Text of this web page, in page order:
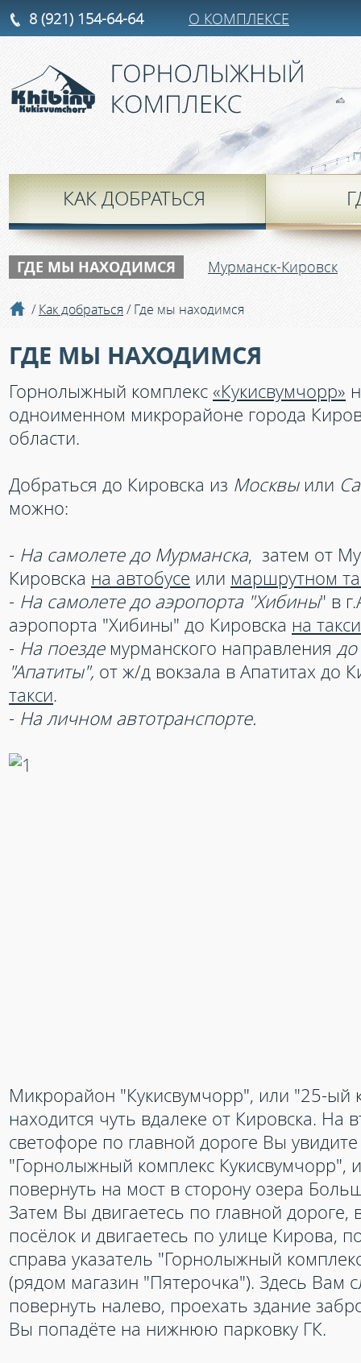
8 (921) 154-64-64 О КОМПЛЕКСЕ
КАК ДОБРАТЬСЯ
ГДЕ МЫ НАХОДИМСЯ Мурманск-Кировск
/ Как добраться / Где мы находимся
ГДЕ МЫ НАХОДИМСЯ
Горнолыжный комплекс «Кукисвумчорр»
одноименном микрорайоне города
области.
Добраться до Кировска из Москвыили
можно:
- На самолете до Мурманска, затем от
Кировска на автобусе или маршрутном
- На самолете до аэропорта "Хибины" в
аэропорта "Хибины" до Кировска на такси
- На поездемурманского направления
"Апатиты", от ж/д вокзала в Апатитах до
такси.
- На личном автотранспорте.
Микрорайон "Кукисвумчорр", или "25-ый
находится чуть вдалеке от Кировска. На
светофоре по главной дороге Вы увидите
"Горнолыжный комплекс Кукисвумчорр",
повернуть на мост в сторону озера
Затем Вы двигаетесь по главной дороге,
посёлок и двигаетесь по улице Кирова,
справа указатель "Горнолыжный
(рядом магазин "Пятерочка"). Здесь Вам
повернуть налево, проехать здание
Вы попадёте на нижнюю парковку ГК.